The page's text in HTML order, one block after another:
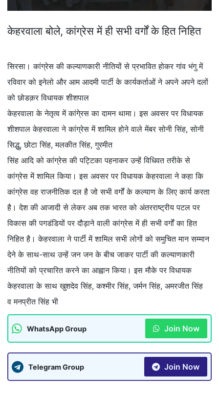
केहरवाला बोले, कांग्रेस में ही सभी वर्गों के हित निहित
सिरसा। कांग्रेस की कल्याणकारी नीतियों से प्रभावित होकर गांव भंगु में
रविवार को इनेलो और आम आदमी पार्टी के कार्यकर्ताओं ने अपने अपने दलों
को छोडक़र विधायक शीशपाल
केहरवाला के नेतृत्व में कांगे्रस का दामन थामा। इस अवसर पर विधायक
शीशपाल केहरवाला ने कांग्रेस में शामिल होने वाले मेंबर सोनी सिंह, सोनी
सिद्धु, छोटा सिंह, मलकीत सिंह, गुरमीत
सिंह आदि को कांग्रेस की पट्टिका पहनाकर उन्हें विधिवत तरीके से
कांग्रेस में शामिल किया। इस अवसर पर विधायक केहरवाला ने कहा कि
कांग्रेस वह राजनीतिक दल है जो सभी वर्गों के कल्याण के लिए कार्य करता
है। देश की आजादी से लेकर अब तक भारत को अंतरराष्ट्रीय पटल पर
विकास की पगडंडियों पर दौड़ाने वाली कांग्रेस में ही सभी वर्गों का हित
निहित है। केहरवाला ने पार्टी में शामिल सभी लोगों को समुचित मान सम्मान
देने के साथ-साथ उन्हें जन जन के बीच जाकर पार्टी की कल्याणकारी
नीतियों को प्रचारित करने का आह्वान किया। इस मौके पर विधायक
केहरवाला के साथ खुशदेव सिंह, कश्मीर सिंह, जर्मन सिंह, अमरजीत सिंह
व मनप्रीत सिंह भी
WhatsApp Group Join Now
Telegram Group Join Now